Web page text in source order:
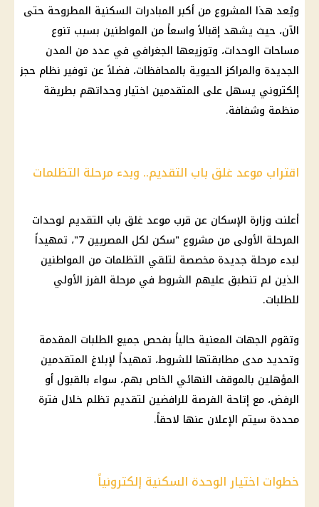
ويُعد هذا المشروع من أكبر المبادرات السكنية المطروحة حتى
الآن، حيث يشهد إقبالاً واسعاً من المواطنين بسبب تنوع
مساحات الوحدات، وتوزيعها الجغرافي في عدد من المدن
الجديدة والمراكز الحيوية بالمحافظات، فضلاً عن توفير نظام حجز
إلكتروني يسهل على المتقدمين اختيار وحداتهم بطريقة
منظمة وشفافة.
اقتراب موعد غلق باب التقديم.. وبدء مرحلة التظلمات
أعلنت وزارة الإسكان عن قرب موعد غلق باب التقديم لوحدات
المرحلة الأولى من مشروع "سكن لكل المصريين 7"، تمهيداً
لبدء مرحلة جديدة مخصصة لتلقي التظلمات من المواطنين
الذين لم تنطبق عليهم الشروط في مرحلة الفرز الأولي
للطلبات.
وتقوم الجهات المعنية حالياً بفحص جميع الطلبات المقدمة
وتحديد مدى مطابقتها للشروط، تمهيداً لإبلاغ المتقدمين
المؤهلين بالموقف النهائي الخاص بهم، سواء بالقبول أو
الرفض، مع إتاحة الفرصة للرافضين لتقديم تظلم خلال فترة
محددة سيتم الإعلان عنها لاحقاً.
خطوات اختيار الوحدة السكنية إلكترونياً